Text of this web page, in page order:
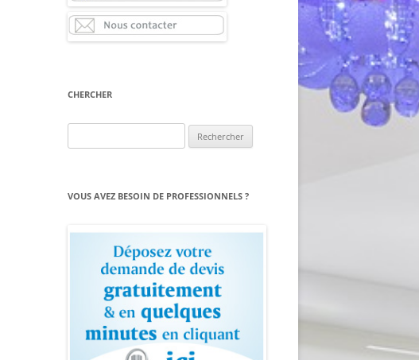
CHERCHER
VOUS AVEZ BESOIN DE PROFESSIONNELS ?